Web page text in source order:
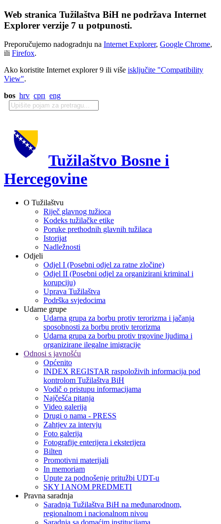
Web stranica Tužilaštva BiH ne podržava Internet
Explorer verzije 7 u potpunosti.
Preporučujemo nadogradnju na Internet Explorer, Google Chrome,
ili Firefox.
Ako koristite Internet explorer 9 ili više isključite "Compatibility
View".
bos hrv срп eng
Tužilaštvo Bosne i
Hercegovine
O Tužilaštvu
Riječ glavnog tužioca
Kodeks tužilačke etike
Poruke prethodnih glavnih tužilaca
Istorijat
Nadležnosti
Odjeli
Odjel I (Posebni odjel za ratne zločine)
Odjel II (Posebni odjel za organizirani kriminal i
korupciju)
Uprava Tužilaštva
Podrška svjedocima
Udarne grupe
Udarna grupa za borbu protiv terorizma i jačanja
sposobnosti za borbu protiv terorizma
Udarna grupa za borbu protiv trgovine ljudima i
organizirane ilegalne imigracije
Odnosi s javnošću
Općenito
INDEX REGISTAR raspoloživih informacija pod
kontrolom Tužilaštva BiH
Vodič o pristupu informacijama
Najčešća pitanja
Video galerija
Drugi o nama - PRESS
Zahtjev za intervju
Foto galerija
Fotografije enterijera i eksterijera
Bilten
Promotivni materijali
In memoriam
Upute za podnošenje pritužbi UDT-u
SKY I ANOM PREDMETI
Pravna saradnja
Saradnja Tužilaštva BiH na međunarodnom,
regionalnom i nacionalnom nivou